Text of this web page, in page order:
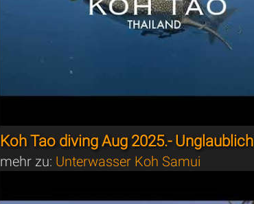
Koh Tao diving Aug 2025.- Unglaublich
mehr zu: Unterwasser Koh Samui